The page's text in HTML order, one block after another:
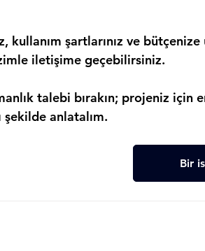
kullanım şartlarınız ve
iletişime geçebilirsiniz.
talebi bırakın; projeniz
şekilde anlatalım.
Bir